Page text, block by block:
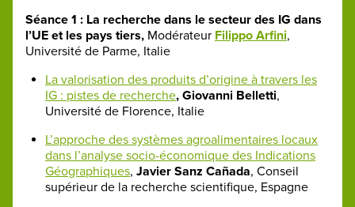
Séance 1 : La recherche dans le secteur des IG dans
l’UE et les pays tiers, Modérateur Filippo Arfini,
Université de Parme, Italie
La valorisation des produits d’origine à travers les
IG : pistes de recherche, Giovanni Belletti,
Université de Florence, Italie
L’approche des systèmes agroalimentaires locaux
dans l’analyse socio-économique des Indications
Géographiques, Javier Sanz Cañada, Conseil
supérieur de la recherche scientifique, Espagne